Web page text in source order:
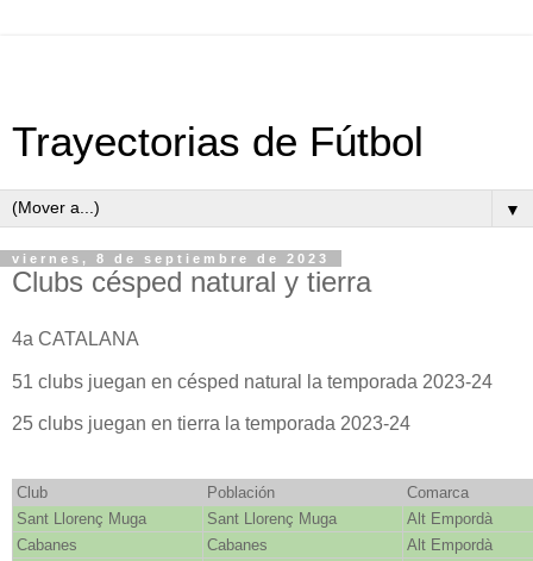
Trayectorias de Fútbol
▼
viernes, 8 de septiembre de 2023
Clubs césped natural y tierra
4a CATALANA
51 clubs juegan en césped natural la temporada 2023-24
25 clubs juegan en tierra la temporada 2023-24
Club Población
Comarca
Sant Llorenç Muga
Sant Llorenç Muga
Alt Empordà
Cabanes
Cabanes
Alt Empordà